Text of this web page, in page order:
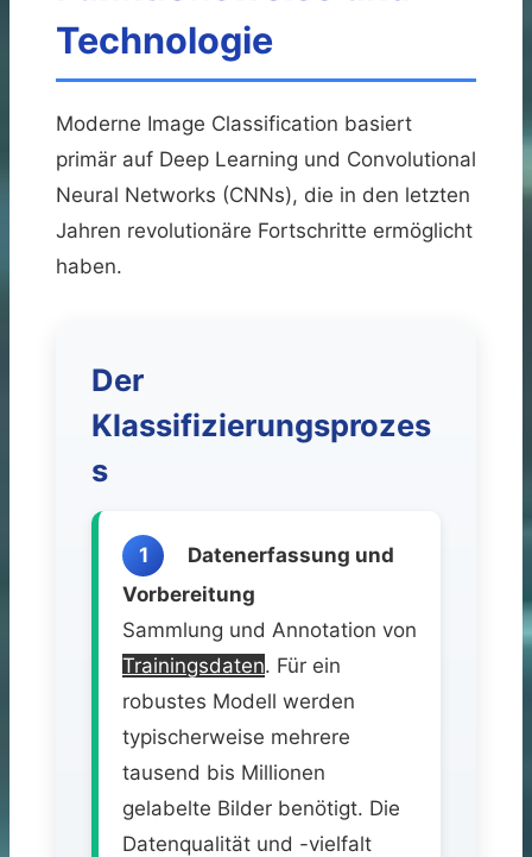
Technologie
Moderne Image Classification basiert
primär auf Deep Learning und Convolutional
Neural Networks (CNNs), die in den letzten
Jahren revolutionäre Fortschritte ermöglicht
haben.
Der
Klassifizierungsprozes
s
1
Datenerfassung und
Vorbereitung
Sammlung und Annotation von
Trainingsdaten. Für ein
robustes Modell werden
typischerweise mehrere
tausend bis Millionen
gelabelte Bilder benötigt. Die
Datenqualität und -vielfalt